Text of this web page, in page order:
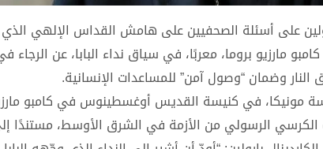
على أسئلة الصحفيين على هامش القداس الإلهي
بروما، معربًا، في سياق نداء البابا، عن الرجاء
وضمان “وصول آمن” للمساعدات الإنسانية.
في كنيسة القديس أوغسطينوس في كامبو
الكرسي الرسولي من الأزمة في الشرق الأوسط، مستندًا إلى